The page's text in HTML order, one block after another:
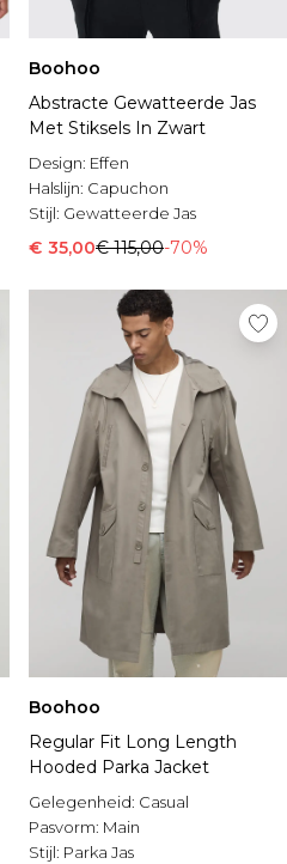
Boohoo
Abstracte Gewatteerde Jas
Met Stiksels In Zwart
Design: Effen
Halslijn: Capuchon
Stijl: Gewatteerde Jas
€ 35,00€ 115,00-70%
Boohoo
Regular Fit Long Length
Hooded Parka Jacket
Gelegenheid: Casual
Pasvorm: Main
Stijl: Parka Jas